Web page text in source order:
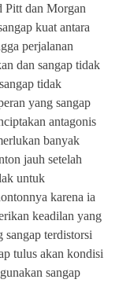
Pitt dan Morgan
kuat antara
perjalanan
dan sangap tidak
tidak
yang sangap
antagonis
banyak
jauh setelah
untuk
karena ia
keadilan yang
sangap terdistorsi
tulus akan kondisi
sangap